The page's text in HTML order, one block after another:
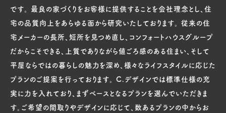
です。 最良の家づくりをお客様に提供することを会社理念とし、住
宅の品質向上をあらゆる面から研究いたしております。 従来の住
宅メーカーの長所、短所を見つめ直し、コンフォートハウスグループ
だからこそできる、上質でありながら値ごろ感のある住まい、そして
平屋ならではの暮らしの魅力を深め、様々なライフスタイルに応じた
プランのご提案を行っております。 C.デザインでは標準仕様の充
実に力を入れており、まずベースとなるプランを選んでいただきま
す。ご希望の間取りやデザインに応じて、数あるプランの中からお